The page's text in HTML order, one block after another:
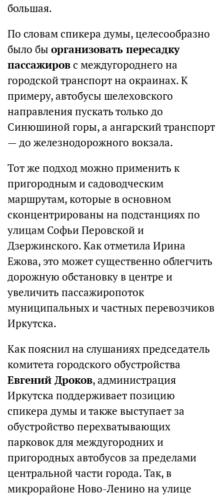
большая.
По словам спикера думы, целесообразно
было бы организовать пересадку
пассажировс междугороднего на
городской транспорт на окраинах. К
примеру, автобусы шелеховского
направления пускать только до
Синюшиной горы, а ангарский транспорт
— до железнодорожного вокзала.
Тот же подход можно применить к
пригородным и садоводческим
маршрутам, которые в основном
сконцентрированы на подстанциях по
улицам Софьи Перовской и
Дзержинского. Как отметила Ирина
Ежова, это может существенно облегчить
дорожную обстановку в центре и
увеличить пассажиропоток
муниципальных и частных перевозчиков
Иркутска.
Как пояснил на слушаниях председатель
комитета городского обустройства
Евгений Дроков, администрация
Иркутска поддерживает позицию
спикера думы и также выступает за
обустройство перехватывающих
парковок для междугородних и
пригородных автобусов за пределами
центральной части города. Так, в
микрорайоне Ново-Ленино на улице